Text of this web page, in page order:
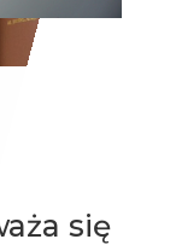
się